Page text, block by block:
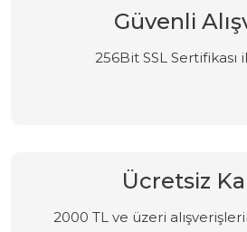
Güvenli
256Bit SSL Sertifikası
Ücretsiz
2000 TL ve üzeri